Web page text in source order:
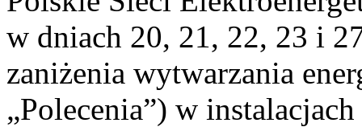
w dniach 20, 21, 22, 23 i
zaniżenia wytwarzania
„Polecenia”) w